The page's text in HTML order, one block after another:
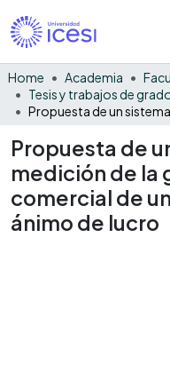
Home Academia
Tesis y trabajos de
Propuesta de
medición de la
comercial de
ánimo de lucro